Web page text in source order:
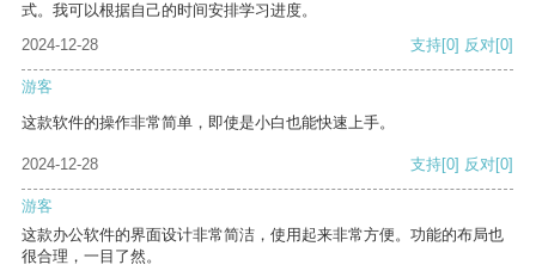
式。我可以根据自己的时间安排学习进度。
2024-12-28
支持[0] 反对[0]
游客
这款软件的操作非常简单，即使是小白也能快速上手。
2024-12-28 支持[0] 反对[0]
游客
这款办公软件的界面设计非常简洁，使用起来非常方便。功能的布局也
很合理，一目了然。